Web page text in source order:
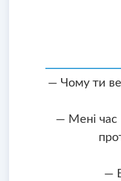
— Чому ти
— Мені час
—